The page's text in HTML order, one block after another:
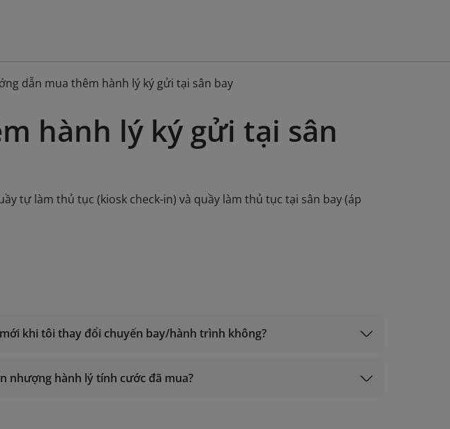
dẫn mua thêm hành lý ký gửi tại sân bay
hành lý ký gửi tại sân
tự làm thủ tục (kiosk check-in) và quầy làm thủ tục tại sân bay (áp
khi tôi thay đổi chuyến bay/hành trình không?
nhượng hành lý tính cước đã mua?